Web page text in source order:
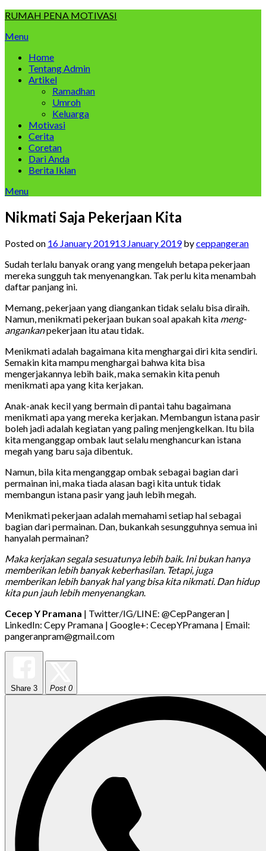
Skip
content
RUMAH PENA MOTIVASI
Menu
Home
Tentang Admin
Artikel
Ramadhan
Umroh
Keluarga
Motivasi
Cerita
Coretan
Dari Anda
Berita Iklan
Menu
Nikmati Saja Pekerjaan Kita
Posted on 16 January 201913 January 2019byceppangeran
Sudah terlalu banyak orang yang mengeluh betapa pekerjaan
mereka sungguh tak menyenangkan. Tak perlu kita menambah
daftar panjang ini.
Memang, pekerjaan yang diangankan tidak selalu bisa diraih.
Namun, menikmati pekerjaan bukan soal apakah kita meng-
angankanpekerjaan itu atau tidak.
Menikmati adalah bagaimana kita menghargai diri kita sendiri.
Semakin kita mampu menghargai bahwa kita bisa
mengerjakannya lebih baik, maka semakin kita penuh
menikmati apa yang kita kerjakan.
Anak-anak kecil yang bermain di pantai tahu bagaimana
menikmati apa yang mereka kerjakan. Membangun istana pasir
boleh jadi adalah kegiatan yang paling menjengkelkan. Itu bila
kita menganggap ombak laut selalu menghancurkan istana
megah yang baru saja dibentuk.
Namun, bila kita menganggap ombak sebagai bagian dari
permainan ini, maka tiada alasan bagi kita untuk tidak
membangun istana pasir yang jauh lebih megah.
Menikmati pekerjaan adalah memahami setiap hal sebagai
bagian dari permainan. Dan, bukankah sesungguhnya semua ini
hanyalah permainan?
Maka kerjakan segala sesuatunya lebih baik. Ini bukan hanya
memberikan lebih banyak keberhasilan. Tetapi, juga
memberikan lebih banyak hal yang bisa kita nikmati. Dan hidup
kita pun jauh lebih menyenangkan.
Cecep Y Pramana | Twitter/IG/LINE: @CepPangeran |
LinkedIn: Cepy Pramana | Google+: CecepYPramana | Email:
pangeranpram@gmail.com
Share 3 Post 0